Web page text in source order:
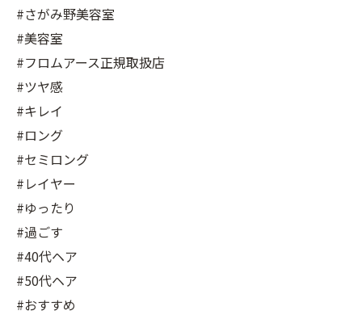
#さがみ野美容室
#美容室
#フロムアース正規取扱店
#ツヤ感
#キレイ
#ロング
#セミロング
#レイヤー
#ゆったり
#過ごす
#40代ヘア
#50代ヘア
#おすすめ